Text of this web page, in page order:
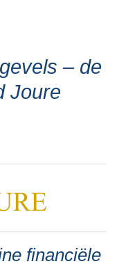
– de
Joure
financiële